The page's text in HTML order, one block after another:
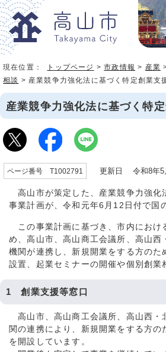
現在位置： トップページ >市政情報 > 産業
相談 > 産業競争力強化法に基づく特定創業支
産業競争力強化法に基づく特
ページ番号 T1002791 更新日 令和8年5
高山市が策定した、産業競争力強化
事業計画が、令和元年6月12日付で国
この事業計画に基づき、市内におけ
め、高山市、高山商工会議所、高山西
機関が連携し、新規開業をする方のた
設置、起業セミナーの開催や個別創業
1 創業支援等窓口
高山市、高山商工会議所、高山西・
関の連携により、新規開業をする方の
を開設しています。